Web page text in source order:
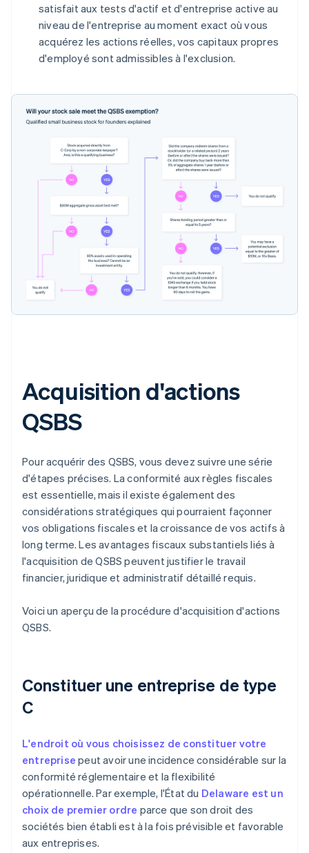
satisfait aux tests d'actif et d'entreprise active au
niveau de l'entreprise au moment exact où vous
acquérez les actions réelles, vos capitaux propres
d'employé sont admissibles à l'exclusion.
Acquisition d'actions
QSBS
Pour acquérir des QSBS, vous devez suivre une série
d'étapes précises. La conformité aux règles fiscales
est essentielle, mais il existe également des
considérations stratégiques qui pourraient façonner
vos obligations fiscales et la croissance de vos actifs à
long terme. Les avantages fiscaux substantiels liés à
l'acquisition de QSBS peuvent justifier le travail
financier, juridique et administratif détaillé requis.
Voici un aperçu de la procédure d'acquisition d'actions
QSBS.
Constituer une entreprise de type
C
L'endroit où vous choisissez de constituer votre
entreprise peut avoir une incidence considérable sur la
conformité réglementaire et la flexibilité
opérationnelle. Par exemple, l'État du Delaware est un
choix de premier ordre parce que son droit des
sociétés bien établi est à la fois prévisible et favorable
aux entreprises.